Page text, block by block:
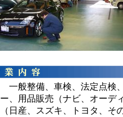
一般整備、車検、法定点検
ー、用品販売（ナビ、オーデ
（日産、スズキ、トヨタ、